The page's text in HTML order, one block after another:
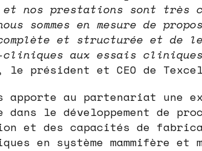
nos prestations sont très
sommes en mesure de
et structurée et de les
cliniques aux essais cliniques
le président et CEO de
apporte au partenariat une
dans le développement de
et des capacités de
en système mammifère et